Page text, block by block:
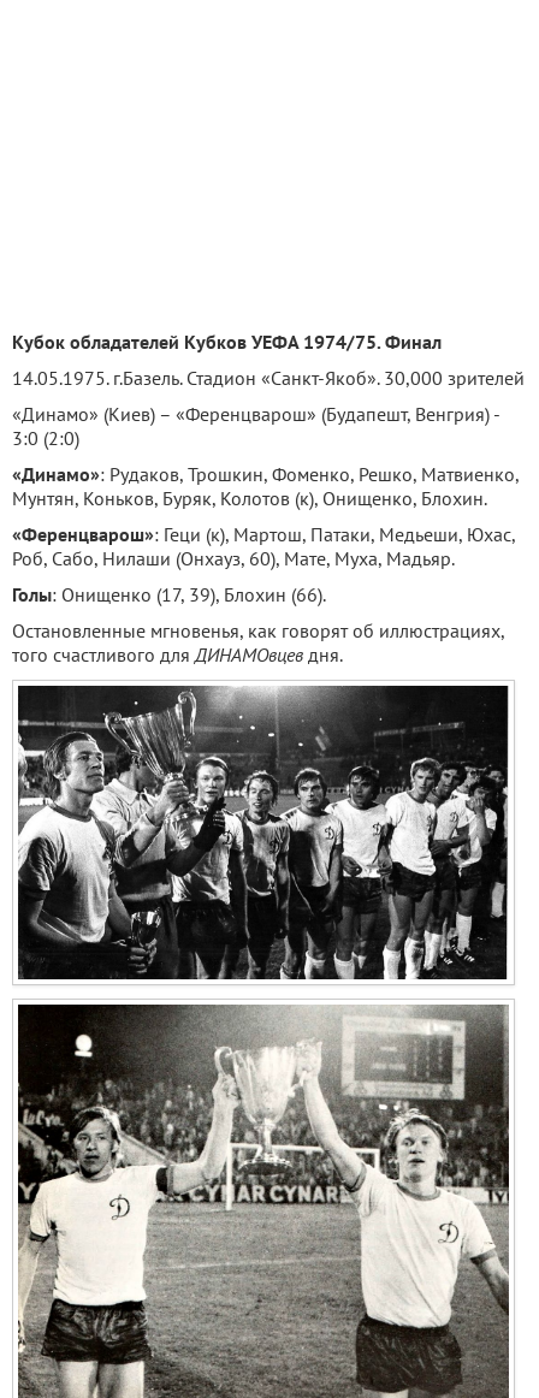
Кубок обладателей Кубков УЕФА 1974/75. Финал
14.05.1975. г.Базель. Стадион «Санкт-Якоб». 30,000 зрителей
«Динамо» (Киев) – «Ференцварош» (Будапешт, Венгрия) -
3:0 (2:0)
«Динамо»: Рудаков, Трошкин, Фоменко, Решко, Матвиенко,
Мунтян, Коньков, Буряк, Колотов (к), Онищенко, Блохин.
«Ференцварош»: Геци (к), Мартош, Патаки, Медьеши, Юхас,
Роб, Сабо, Нилаши (Онхауз, 60), Мате, Муха, Мадьяр.
Голы: Онищенко (17, 39), Блохин (66).
Остановленные мгновенья, как говорят об иллюстрациях,
того счастливого для ДИНАМОвцев дня.